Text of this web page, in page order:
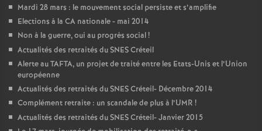
Mardi 28 mars : le mouvement social persiste et s’amplifie
Elections à la CA nationale - mai 2014
Non à la guerre, oui au progrès social!
Actualités des retraités duSNESCréteil
Alerte auTAFTA, un projet de traité entre les Etats-Unis et l’Union
européenne
Actualités des retraités duSNESCréteil- Décembre 2014
Complément retraite : un scandale de plus à l’UMR !
Actualités des retraités duSNESCréteil- Janvier 2015